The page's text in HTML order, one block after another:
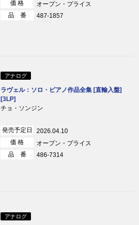
価 格
オープン・プライス
品 番
487-1857
アナログ
ラヴェル：ソロ・ピアノ作品全集 [直輸入盤]
[3LP]
チョ・ソンジン
発売予定日
2026.04.10
価 格
オープン・プライス
品 番
486-7314
アナログ